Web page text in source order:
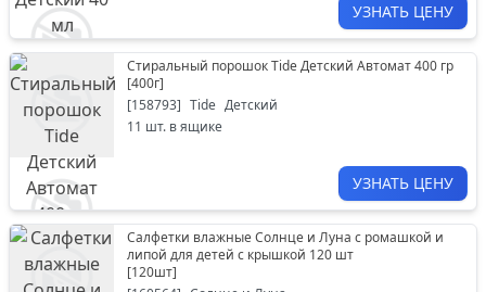
УЗНАТЬ ЦЕНУ
Стиральный порошок Tide Детский Автомат 400 гр
[400г]
[158793] Tide Детский
11 шт. в ящике
УЗНАТЬ ЦЕНУ
Салфетки влажные Солнце и Луна с ромашкой и
липой для детей с крышкой 120 шт
[120шт]